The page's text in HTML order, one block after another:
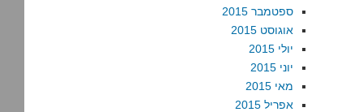
ספטמבר 2015
אוגוסט 2015
יולי 2015
יוני 2015
מאי 2015
אפריל 2015